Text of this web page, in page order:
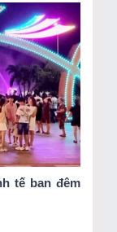
tế ban đêm